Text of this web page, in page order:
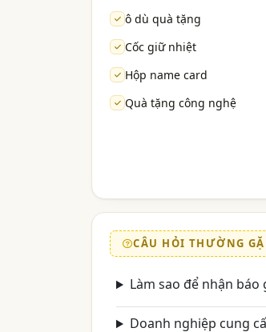
ô dù quà tặng
Cốc giữ nhiệt
Hộp name card
Quà tặng công nghệ
CÂU HỎI THƯỜNG
Làm sao để nhận báo
Doanh nghiệp cung